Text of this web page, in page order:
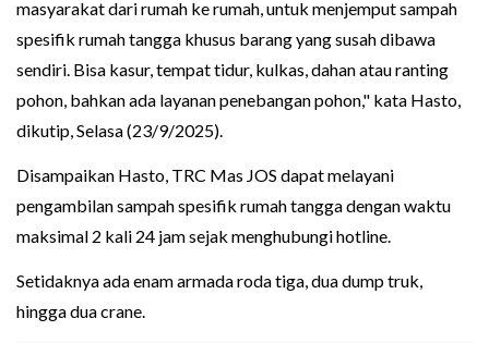
masyarakat dari rumah ke rumah, untuk menjemput sampah
spesifik rumah tangga khusus barang yang susah dibawa
sendiri. Bisa kasur, tempat tidur, kulkas, dahan atau ranting
pohon, bahkan ada layanan penebangan pohon," kata Hasto,
dikutip, Selasa (23/9/2025).
Disampaikan Hasto, TRC Mas JOS dapat melayani
pengambilan sampah spesifik rumah tangga dengan waktu
maksimal 2 kali 24 jam sejak menghubungi hotline.
Setidaknya ada enam armada roda tiga, dua dump truk,
hingga dua crane.